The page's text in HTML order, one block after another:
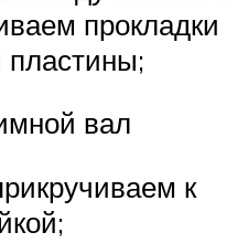
прокладки
пластины;
вал
к